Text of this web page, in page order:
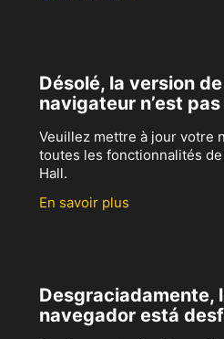
Désolé, la version
navigateur n’est
Veuillez mettre à jour votre
toutes les fonctionnalités
Hall.
En savoir plus
Desgraciadamente,
navegador está